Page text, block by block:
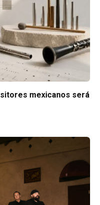
mexicanos será